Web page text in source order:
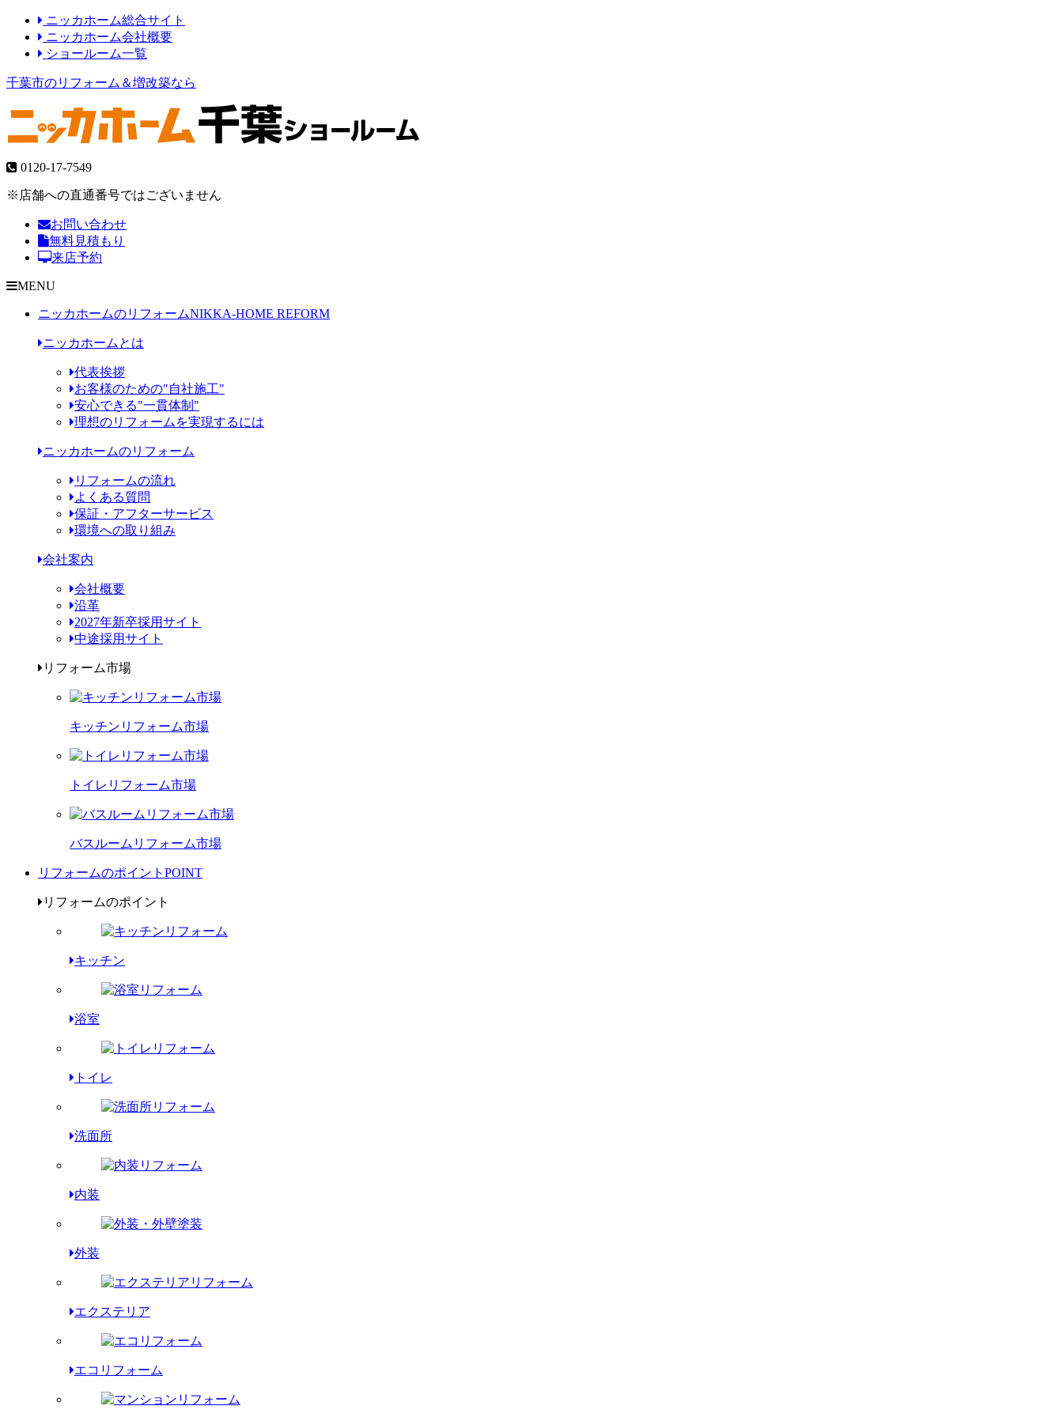
ニッカホーム総合サイト
ニッカホーム会社概要
ショールーム一覧
千葉市のリフォーム＆増改築なら
0120-17-7549
※店舗への直通番号ではございません
お問い合わせ
無料見積もり
来店予約
MENU
ニッカホームのリフォームNIKKA-HOME REFORM
ニッカホームとは
代表挨拶
お客様のための"自社施工"
安心できる"一貫体制"
理想のリフォームを実現するには
ニッカホームのリフォーム
リフォームの流れ
よくある質問
保証・アフターサービス
環境への取り組み
会社案内
会社概要
沿革
2027年新卒採用サイト
中途採用サイト
リフォーム市場
キッチンリフォーム市場
トイレリフォーム市場
バスルームリフォーム市場
リフォームのポイント POINT
リフォームのポイント
キッチン
浴室
トイレ
洗面所
内装
外装
エクステリア
エコリフォーム